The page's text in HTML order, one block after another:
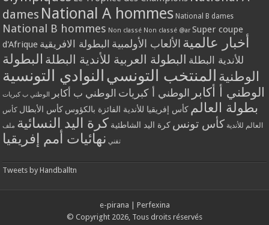
dames National A hommes National B dames
National B hommes Non classé Non classé @ar Super coupe
d'Afrique
أخبار عالمية الألعاب الأولمبية البطولة الافريقية
للأندية البطلة البطولة العربية للأندية البطلة البطولة
الوطنية المنتخب التونسي النوادي التونسية
الوطني أ أكابر الوطني أ كبريات الوطني ب أكابر الوطني ب كبريات
بطولة العالم كأس إفريقيا للأندية الفائزة بالكؤوس كأس الأبطال كأس
العالم للأندية كأس تونس كرة اليد الشاطئية كرة اليد النسائية ملف
تقني نهائيات أمم إفريقيا
Tweets by Handballtn
e-pirana
Perfexina
© Copyright 2026, Tous droits réservés